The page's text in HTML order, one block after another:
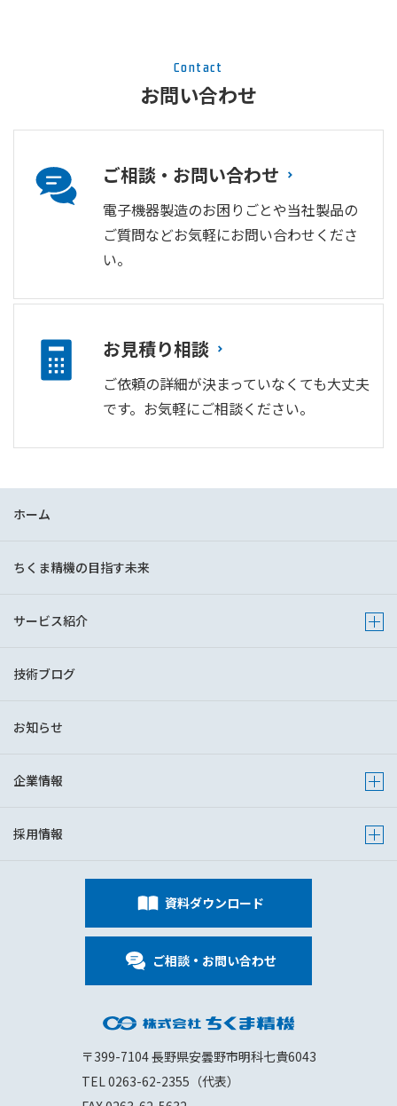
Contact
お問い合わせ
ご相談・お問い合わせ
電子機器製造のお困りごとや当社製品の
ご質問などお気軽にお問い合わせくださ
い。
お見積り相談
ご依頼の詳細が決まっていなくても大丈夫
です。お気軽にご相談ください。
ホーム
ちくま精機の目指す未来
サービス紹介 Show
技術ブログ
お知らせ
企業情報 Show
採用情報 Show
資料ダウンロード
ご相談・お問い合わせ
〒399-7104 長野県安曇野市明科七貴6043
TEL 0263-62-2355（代表）